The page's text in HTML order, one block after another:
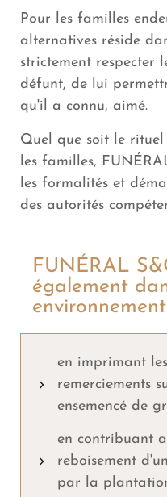
Pour les familles
alternatives réside
strictement respecter
défunt, de lui
qu'il a connu, aimé.
Quel que soit le
les familles,
les formalités et
des autorités
FUNÉRAL
également
en imprimant
remerciements
ensemencé de
en contribuant
reboisement
par la